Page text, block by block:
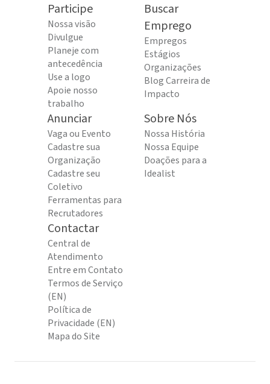
Participe
Nossa visão
Divulgue
Planeje com
antecedência
Use a logo
Apoie nosso
trabalho
Buscar
Emprego
Empregos
Estágios
Organizações
Blog Carreira de
Impacto
Anunciar
Vaga ou Evento
Cadastre sua
Organização
Cadastre seu
Coletivo
Ferramentas para
Recrutadores
Sobre Nós
Nossa História
Nossa Equipe
Doações para a
Idealist
Contactar
Central de
Atendimento
Entre em Contato
Termos de Serviço
(EN)
Política de
Privacidade (EN)
Mapa do Site